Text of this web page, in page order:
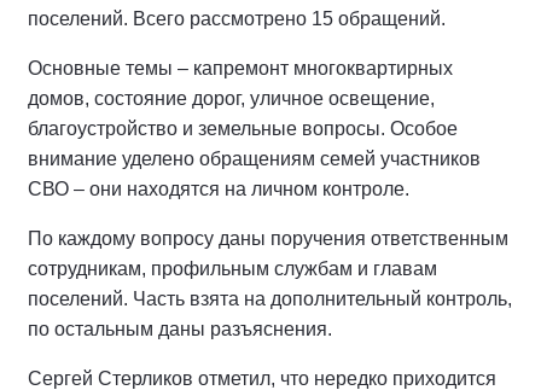
поселений. Всего рассмотрено 15 обращений.
Основные темы – капремонт многоквартирных
домов, состояние дорог, уличное освещение,
благоустройство и земельные вопросы. Особое
внимание уделено обращениям семей участников
СВО – они находятся на личном контроле.
По каждому вопросу даны поручения ответственным
сотрудникам, профильным службам и главам
поселений. Часть взята на дополнительный контроль,
по остальным даны разъяснения.
Сергей Стерликов отметил, что нередко приходится